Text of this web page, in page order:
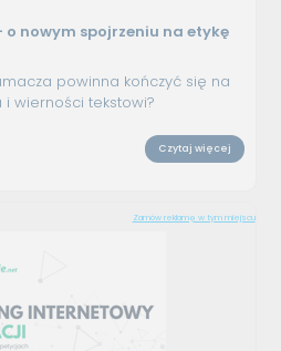
o nowym spojrzeniu na etykę
powinna kończyć się na
wierności tekstowi?
Czytaj więcej
Zamów reklamę w tym miejscu